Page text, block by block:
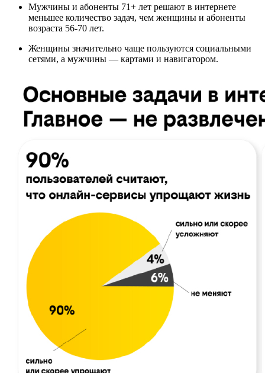
Мужчины и абоненты 71+ лет решают в интернете
меньшее количество задач, чем женщины и абоненты
возраста 56-70 лет.
Женщины значительно чаще пользуются социальными
сетями, а мужчины — картами и навигатором.